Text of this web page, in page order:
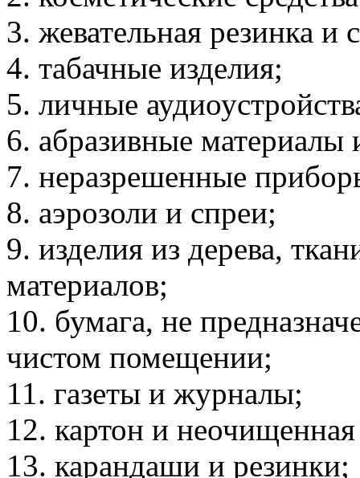
3. жевательная резинка и
4. табачные изделия;
5. личные
6. абразивные
7. неразрешенные
8. аэрозоли и спреи;
9. изделия из дерева,
материалов;
10. бумага, не
чистом помещении;
11. газеты и журналы;
12. картон и
13. карандаши и резинки;